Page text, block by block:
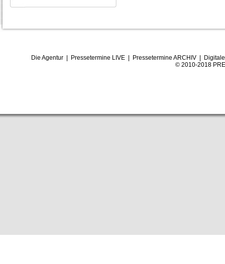
Die Agentur| Pressetermine LIVE| Pressetermine ARCHIV|
© 2010-2018